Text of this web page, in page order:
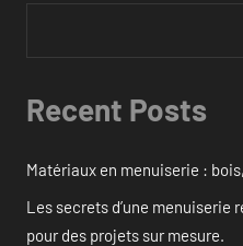
Recent Posts
Matériaux en menuiserie :
Les secrets d’une menuiserie
pour des projets sur mesure.